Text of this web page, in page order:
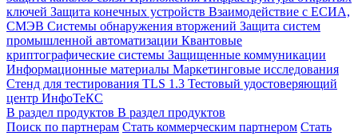
ключей Защита конечных устройств Взаимодействие с ЕСИА,
СМЭВ Системы обнаружения вторжений Защита систем
промышленной автоматизации Квантовые
криптографические системы Защищенные коммуникации
Информационные материалы Маркетинговые исследования
Стенд для тестирования TLS 1.3 Тестовый удостоверяющий
центр ИнфоТеКС
В раздел продуктов В раздел продуктов
Поиск по партнерам Стать коммерческим партнером Стать